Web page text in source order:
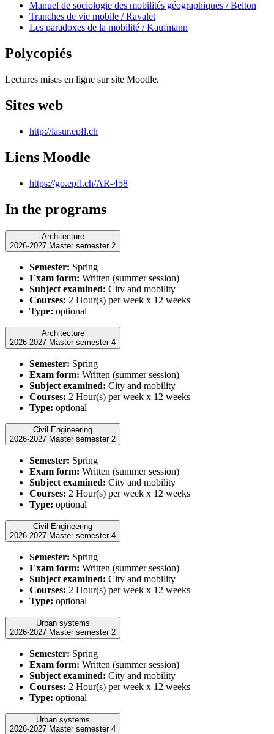
Manuel de sociologie des mobilités géographiques / Belton
Tranches de vie mobile / Ravalet
Les paradoxes de la mobilité / Kaufmann
Polycopiés
Lectures mises en ligne sur site Moodle.
Sites web
http://lasur.epfl.ch
Liens Moodle
https://go.epfl.ch/AR-458
In the programs
Architecture
2026-2027 Master semester 2
Semester: Spring
Exam form: Written (summer session)
Subject examined: City and mobility
Courses: 2 Hour(s) per week x 12 weeks
Type: optional
Architecture
2026-2027 Master semester 4
Semester: Spring
Exam form: Written (summer session)
Subject examined: City and mobility
Courses: 2 Hour(s) per week x 12 weeks
Type: optional
Civil Engineering
2026-2027 Master semester 2
Semester: Spring
Exam form: Written (summer session)
Subject examined: City and mobility
Courses: 2 Hour(s) per week x 12 weeks
Type: optional
Civil Engineering
2026-2027 Master semester 4
Semester: Spring
Exam form: Written (summer session)
Subject examined: City and mobility
Courses: 2 Hour(s) per week x 12 weeks
Type: optional
Urban systems
2026-2027 Master semester 2
Semester: Spring
Exam form: Written (summer session)
Subject examined: City and mobility
Courses: 2 Hour(s) per week x 12 weeks
Type: optional
Urban systems
2026-2027 Master semester 4